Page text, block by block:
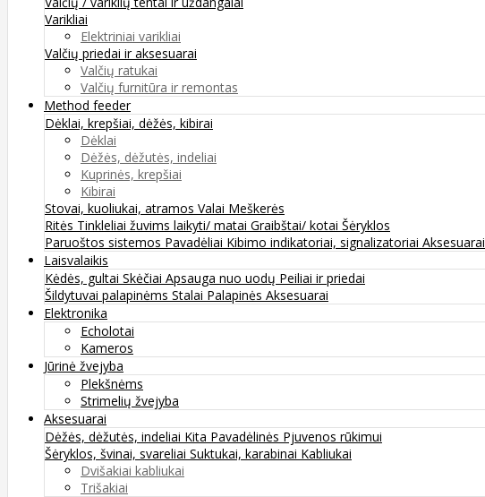
Varikliai
Elektriniai varikliai
Valčių priedai ir aksesuarai
Valčių ratukai
Valčių furnitūra ir remontas
Method feeder
Dėklai, krepšiai, dėžės, kibirai
Dėklai
Dėžės, dėžutės, indeliai
Kuprinės, krepšiai
Kibirai
Stovai, kuoliukai, atramos Valai Meškerės
Ritės Tinkleliai žuvims laikyti/ matai Graibštai/ kotai Šėryklos
Paruoštos sistemos Pavadėliai Kibimo indikatoriai, signalizatoriai Aksesuarai
Laisvalaikis
Kėdės, gultai Skėčiai Apsauga nuo uodų Peiliai ir priedai
Šildytuvai palapinėms Stalai Palapinės Aksesuarai
Elektronika
Echolotai
Kameros
Jūrinė žvejyba
Plekšnėms
Strimelių žvejyba
Aksesuarai
Dėžės, dėžutės, indeliai Kita Pavadėlinės Pjuvenos rūkimui
Šėryklos, švinai, svareliai Suktukai, karabinai Kabliukai
Dvišakiai kabliukai
Trišakiai